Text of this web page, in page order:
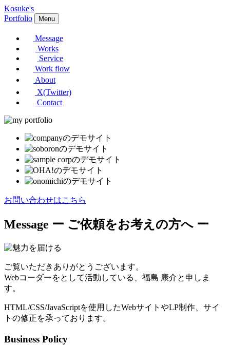
Kosuke's
Portfolio
Menu
Message
Works
Service
Work flow
About
X(Twitter)
Contact
お問い合わせはこちら
Message ー ご依頼をお考えの方へ ー
ご覧いただきありがとうございます。
Webコーダーをとして活動している、福島 康介と申しま
す。
HTML/CSS/JavaScriptを使用したWebサイトやLP制作、サイ
トの修正を承っております。
Business Policy